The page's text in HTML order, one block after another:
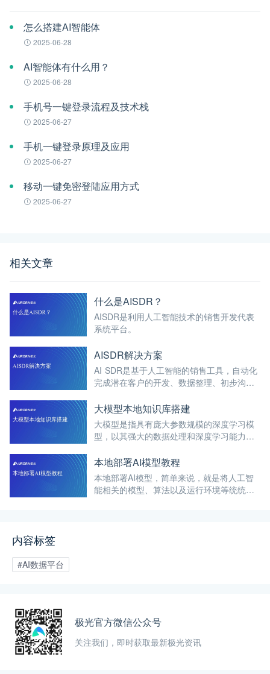
怎么搭建AI智能体
2025-06-28
AI智能体有什么用？
2025-06-28
手机号一键登录流程及技术栈
2025-06-27
手机一键登录原理及应用
2025-06-27
移动一键免密登陆应用方式
2025-06-27
相关文章
什么是AISDR？
AISDR是利用人工智能技术的销售开发代表
系统平台。
AISDR解决方案
AI SDR是基于人工智能的销售工具，自动化
完成潜在客户的开发、数据整理、初步沟通
大模型本地知识库搭建
大模型是指具有庞大参数规模的深度学习模
型，以其强大的数据处理和深度学习能力，
本地部署AI模型教程
本地部署AI模型，简单来说，就是将人工智
能相关的模型、算法以及运行环境等统统安
内容标签
#AI数据平台
极光官方微信公众号
关注我们，即时获取最新极光资讯